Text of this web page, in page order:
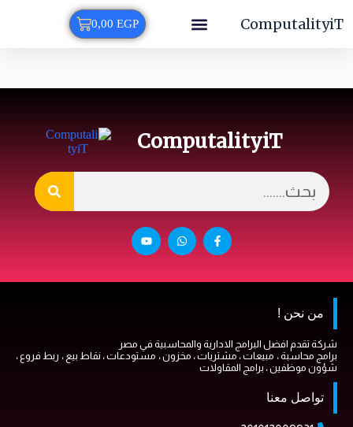
ComputalityiT
0,00 EGP
ComputalityiT
من نحن !
شركة تقدم افضل البرامج الادارية والمحاسبية في مصر
برامج محاسبة ، مبيعات ، مشتريات ، مخزون ، مستودعات ، نقاط بيع ، ربط فروع ،
شؤون موظفين ، برامج المقاولات
تواصل معنا